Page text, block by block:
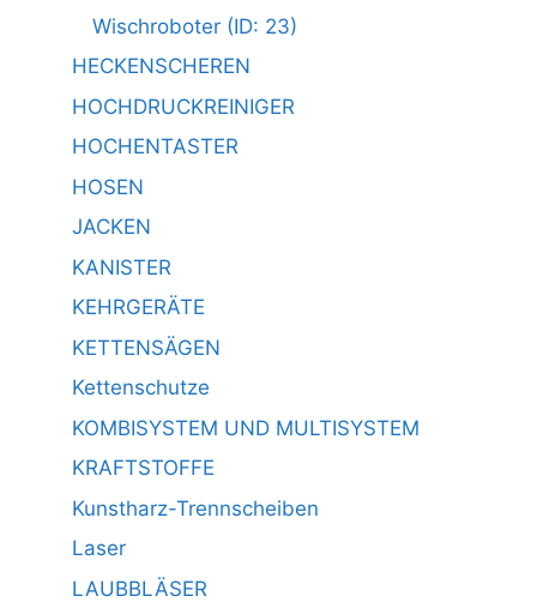
Wischroboter (ID: 23)
HECKENSCHEREN
HOCHDRUCKREINIGER
HOCHENTASTER
HOSEN
JACKEN
KANISTER
KEHRGERÄTE
KETTENSÄGEN
Kettenschutze
KOMBISYSTEM UND MULTISYSTEM
KRAFTSTOFFE
Kunstharz-Trennscheiben
Laser
LAUBBLÄSER